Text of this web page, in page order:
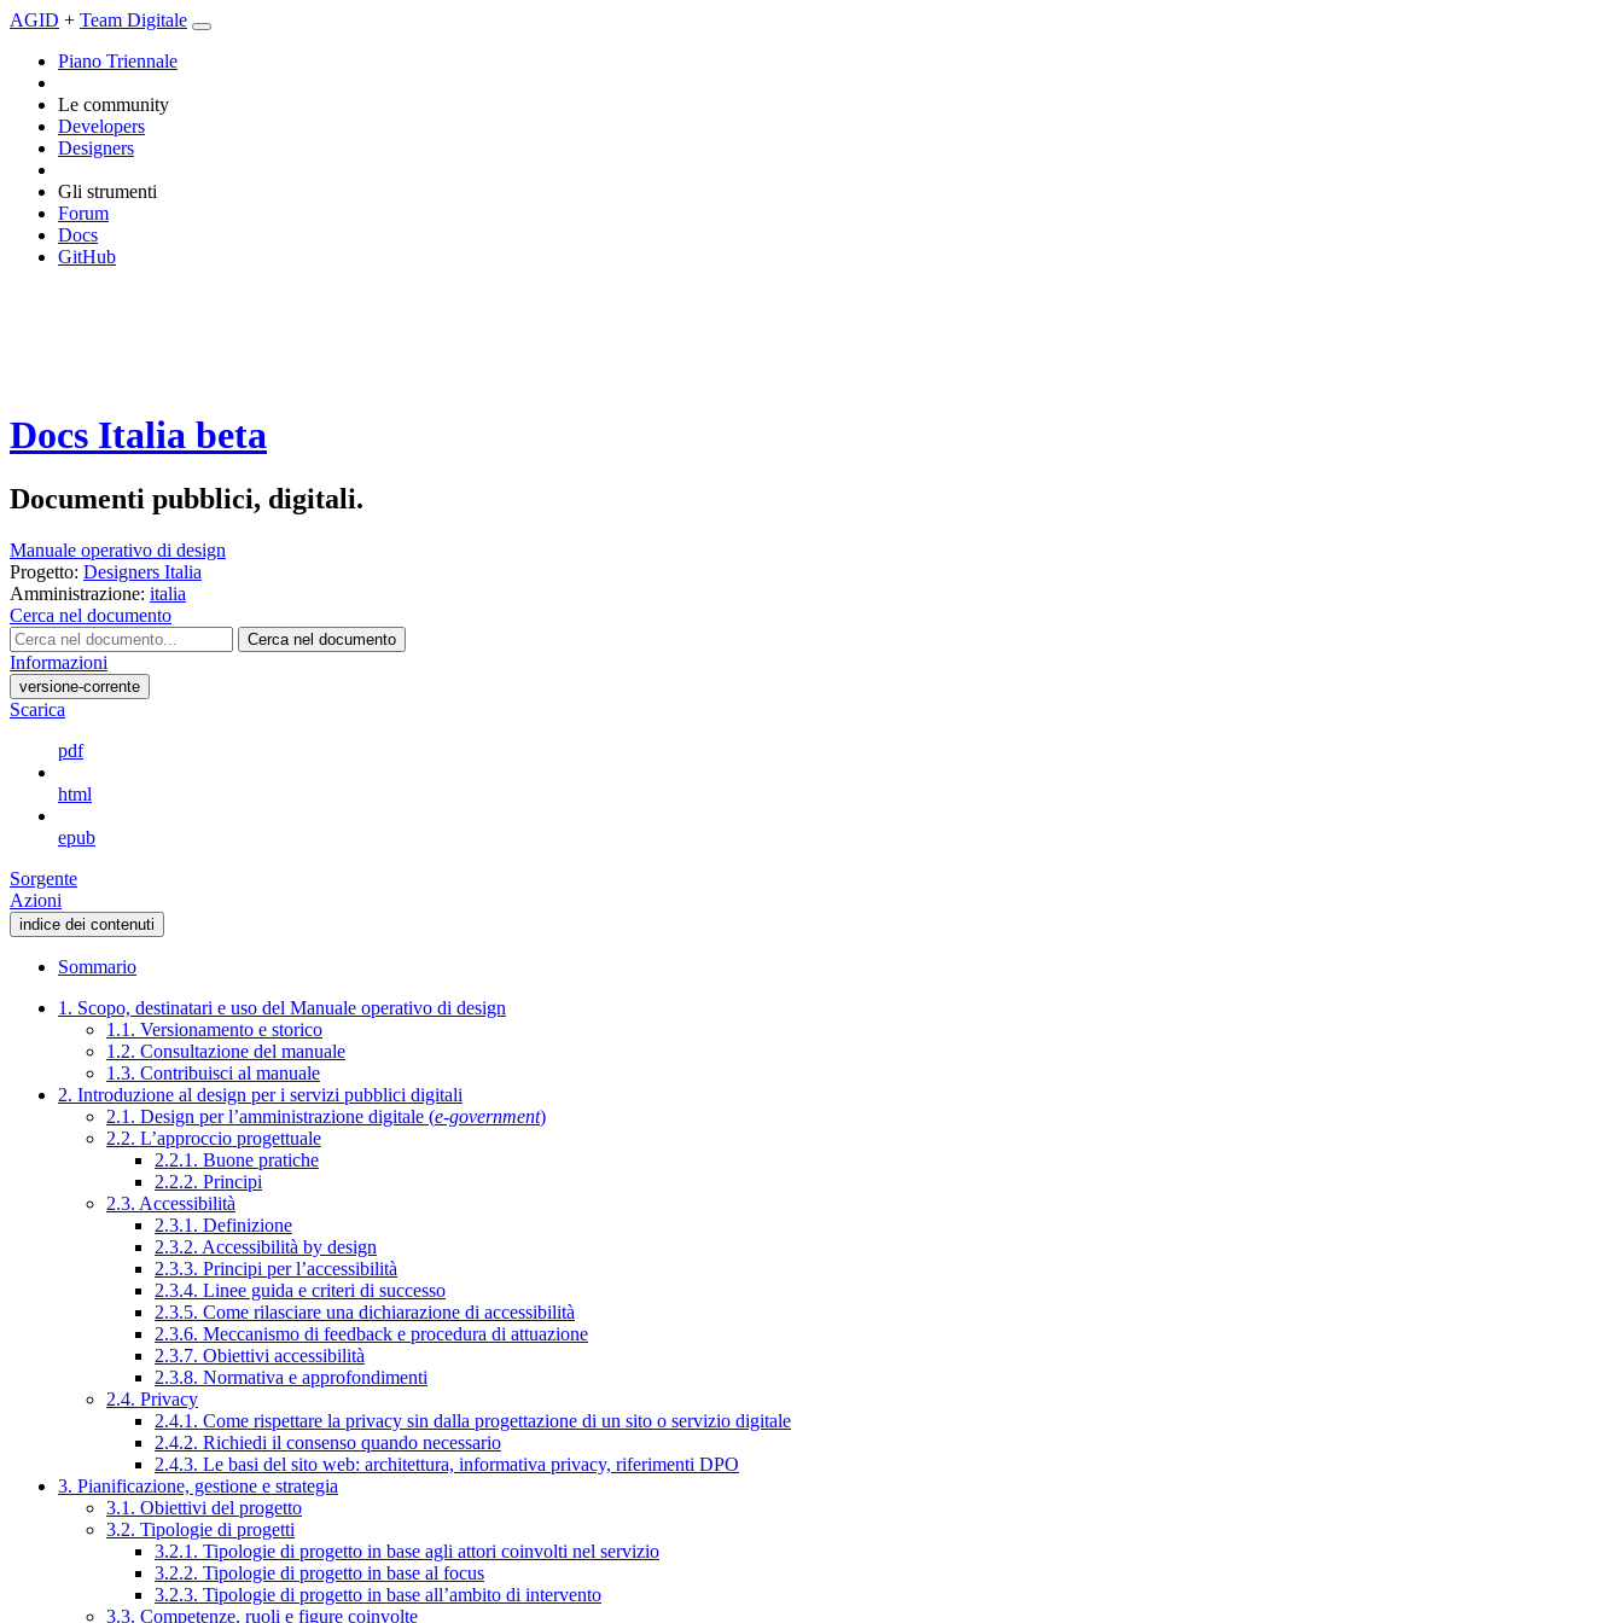
AGID + Team Digitale
Piano Triennale
Le community
Developers
Designers
Gli strumenti
Forum
Docs
GitHub
Docs Italia beta
Documenti pubblici, digitali.
Manuale operativo di design
Progetto: Designers Italia
Amministrazione: italia
Cerca nel documento
Cerca nel documento
Informazioni
versione-corrente
Scarica
pdf
html
epub
Sorgente
Azioni
indice dei contenuti
Sommario
1. Scopo, destinatari e uso del Manuale operativo di design
1.1. Versionamento e storico
1.2. Consultazione del manuale
1.3. Contribuisci al manuale
2. Introduzione al design per i servizi pubblici digitali
2.1. Design per l’amministrazione digitale (e-government)
2.2. L’approccio progettuale
2.2.1. Buone pratiche
2.2.2. Principi
2.3. Accessibilità
2.3.1. Definizione
2.3.2. Accessibilità by design
2.3.3. Principi per l’accessibilità
2.3.4. Linee guida e criteri di successo
2.3.5. Come rilasciare una dichiarazione di accessibilità
2.3.6. Meccanismo di feedback e procedura di attuazione
2.3.7. Obiettivi accessibilità
2.3.8. Normativa e approfondimenti
2.4. Privacy
2.4.1. Come rispettare la privacy sin dalla progettazione di un sito o servizio digitale
2.4.2. Richiedi il consenso quando necessario
2.4.3. Le basi del sito web: architettura, informativa privacy, riferimenti DPO
3. Pianificazione, gestione e strategia
3.1. Obiettivi del progetto
3.2. Tipologie di progetti
3.2.1. Tipologie di progetto in base agli attori coinvolti nel servizio
3.2.2. Tipologie di progetto in base al focus
3.2.3. Tipologie di progetto in base all’ambito di intervento
3.3. Competenze, ruoli e figure coinvolte